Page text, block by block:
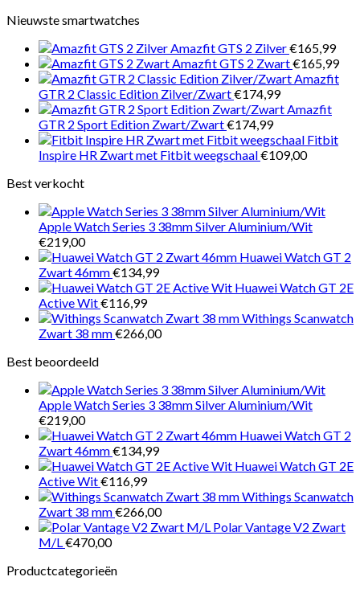
Nieuwste smartwatches
Amazfit GTS 2 Zilver€165,99
Amazfit GTS 2 Zwart€165,99
Amazfit
GTR 2 Classic Edition Zilver/Zwart€174,99
Amazfit
GTR 2 Sport Edition Zwart/Zwart€174,99
Fitbit
Inspire HR Zwart met Fitbit weegschaal€109,00
Best verkocht
Apple Watch Series 3 38mm Silver Aluminium/Wit
€219,00
Huawei Watch GT 2
Zwart 46mm€134,99
Huawei Watch GT 2E
Active Wit€116,99
Withings Scanwatch
Zwart 38 mm€266,00
Best beoordeeld
Apple Watch Series 3 38mm Silver Aluminium/Wit
€219,00
Huawei Watch GT 2
Zwart 46mm€134,99
Huawei Watch GT 2E
Active Wit€116,99
Withings Scanwatch
Zwart 38 mm€266,00
Polar Vantage V2 Zwart
M/L €470,00
Productcategorieën